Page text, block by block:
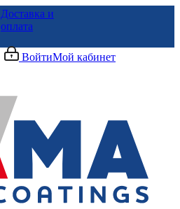
Доставка и
оплата
ВойтиМой кабинет